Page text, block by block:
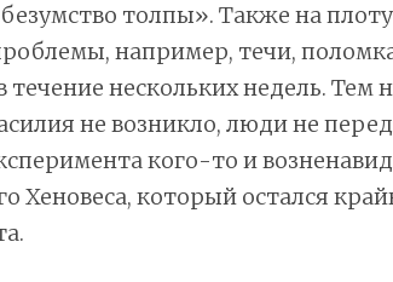
толпы». Также на
например, течи,
течение нескольких недель. Тем
не возникло, люди не
кого-то и
Хеновеса, который остался